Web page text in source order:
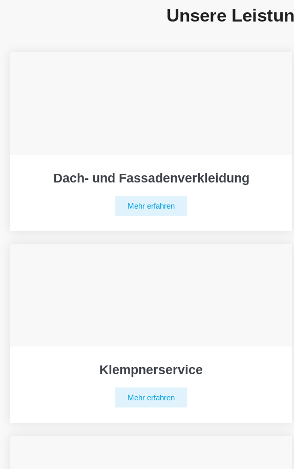
Unsere
Dach- und Fassadenverkleidung
Mehr erfahren
Klempnerservice
Mehr erfahren